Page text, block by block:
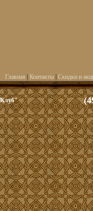
Главная Контакты| Скидки и
Клуб"